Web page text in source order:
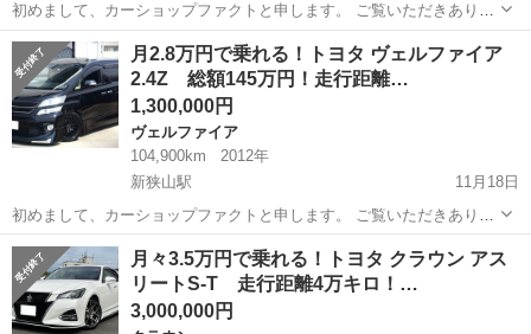
初めまして、カーショップファクトと申します。 ご覧いただきありが
とうございます！ こちらのヴェルファイアは、特に大きな不具合等は
ないお車です！🚙 今回は最近人気の上がってきているお車のご紹介で
す！ こちらは2012年...
埼玉 狭山市 新狭山駅 アルファード 走行距離
月2.8万円で乗れる！トヨタ ヴェルファイア
2.4Z 総額145万円！走行距離…
1,300,000円
ヴェルファイア
104,900km
2012年
新狭山駅
11月18日
初めまして、カーショップファクトと申します。 ご覧いただきありが
とうございます！ こちらのヴェルファイアは、特に大きな不具合等は
ないお車です！🚙 今回は最近人気の上がってきているお車のご紹介で
す！ こちらは2012年...
埼玉 狭山市 新狭山駅 ヴェルファイア 走行距離
月々3.5万円で乗れる！トヨタ クラウン アス
リートS-T 走行距離4万キロ！…
3,000,000円